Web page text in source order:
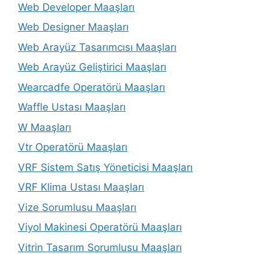
Web Developer Maaşları
Web Designer Maaşları
Web Arayüz Tasarımcısı Maaşları
Web Arayüz Geliştirici Maaşları
Wearcadfe Operatörü Maaşları
Waffle Ustası Maaşları
W Maaşları
Vtr Operatörü Maaşları
VRF Sistem Satış Yöneticisi Maaşları
VRF Klima Ustası Maaşları
Vize Sorumlusu Maaşları
Viyol Makinesi Operatörü Maaşları
Vitrin Tasarım Sorumlusu Maaşları